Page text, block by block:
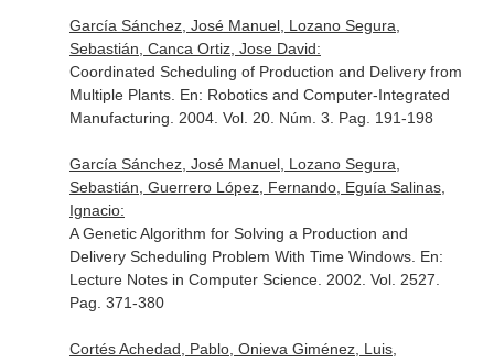
García Sánchez, José Manuel, Lozano Segura,
Sebastián, Canca Ortiz, Jose David:
Coordinated Scheduling of Production and Delivery from
Multiple Plants. En: Robotics and Computer-Integrated
Manufacturing . 2004. Vol. 20. Núm. 3. Pag. 191-198
García Sánchez, José Manuel, Lozano Segura,
Sebastián, Guerrero López, Fernando, Eguía Salinas,
Ignacio:
A Genetic Algorithm for Solving a Production and
Delivery Scheduling Problem With Time Windows. En:
Lecture Notes in Computer Science. 2002. Vol. 2527.
Pag. 371-380
Cortés Achedad, Pablo, Onieva Giménez, Luis,